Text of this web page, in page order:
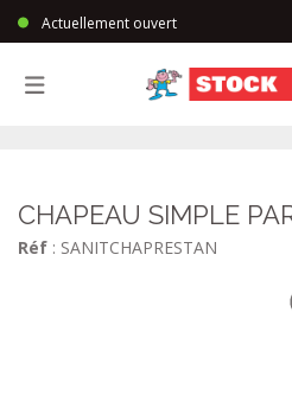
Actuellement ouvert
CHAPEAU SIMPLE
Réf : SANITCHAPRESTAN